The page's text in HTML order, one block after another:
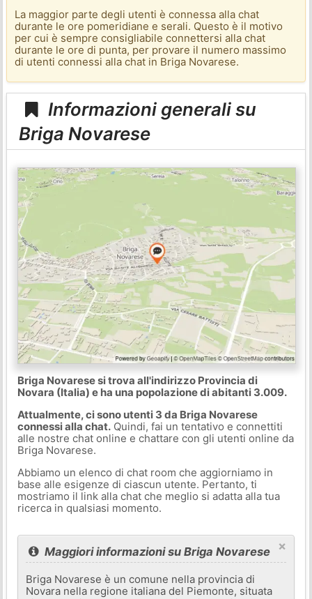
La maggior parte degli utenti è connessa alla chat
durante le ore pomeridiane e serali. Questo è il motivo
per cui è sempre consigliabile connettersi alla chat
durante le ore di punta, per provare il numero massimo
di utenti connessi alla chat in Briga Novarese.
Informazioni generali su
Briga Novarese
Briga Novarese si trova all'indirizzo Provincia di
Novara (Italia) e ha una popolazione di abitanti 3.009.
Attualmente, ci sono utenti 3 da Briga Novarese
connessi alla chat.Quindi, fai un tentativo e connettiti
alle nostre chat online e chattare con gli utenti online da
Briga Novarese.
Abbiamo un elenco di chat room che aggiorniamo in
base alle esigenze di ciascun utente. Pertanto, ti
mostriamo il link alla chat che meglio si adatta alla tua
ricerca in qualsiasi momento.
×
Maggiori informazioni su Briga Novarese
Briga Novarese è un comune nella provincia di
Novara nella regione italiana del Piemonte, situata